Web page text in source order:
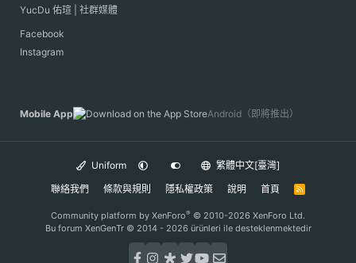
YucDu 佑瑄 | 社群媒體
Facebook
Instagram
Mobile App Android（即將推出）
Uniform
繁體中文[臺灣]
聯絡我們
條款與規則 隱私權政策 說明 首頁
R
Community platform by XenForo® © 2010-2026 XenForo Ltd.
Bu forum XenGenTr © 2014 - 2026 ürünleri ile desteklenmektedir